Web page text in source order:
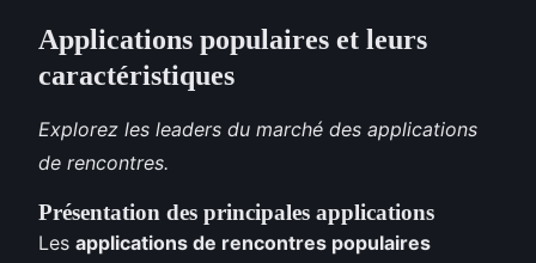
Applications populaires et leurs
caractéristiques
Explorez les leaders du marché des applications
de rencontres.
Présentation des principales applications
Les applications de rencontres populaires